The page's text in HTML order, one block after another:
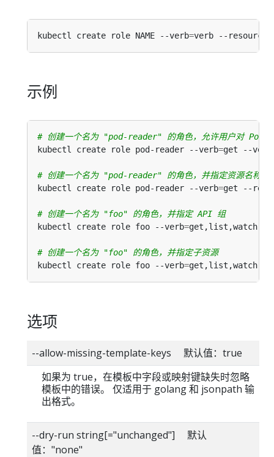
kubectl create role NAME --verb=verb --resource
示例
# 创建一个名为 "pod-reader" 的角色，允许用户对
kubectl create role pod-reader --verb=get --verb
# 创建一个名为 "pod-reader" 的角色，并指定资源名称
kubectl create role pod-reader --verb=get --
# 创建一个名为 "foo" 的角色，并指定 API 组
kubectl create role foo --verb=get,list,watch --
# 创建一个名为 "foo" 的角色，并指定子资源
kubectl create role foo --verb=get,list,watch --
选项
--allow-missing-template-keys 默认值：true
如果为 true，在模板中字段或映射键缺失时忽略
模板中的错误。 仅适用于 golang 和 jsonpath 输
出格式。
--dry-run string[="unchanged"] 默认
值："none"